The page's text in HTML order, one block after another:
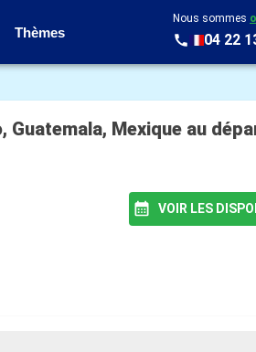
Thèmes
Nous sommes
04 22
Mexique au
VOIR LES